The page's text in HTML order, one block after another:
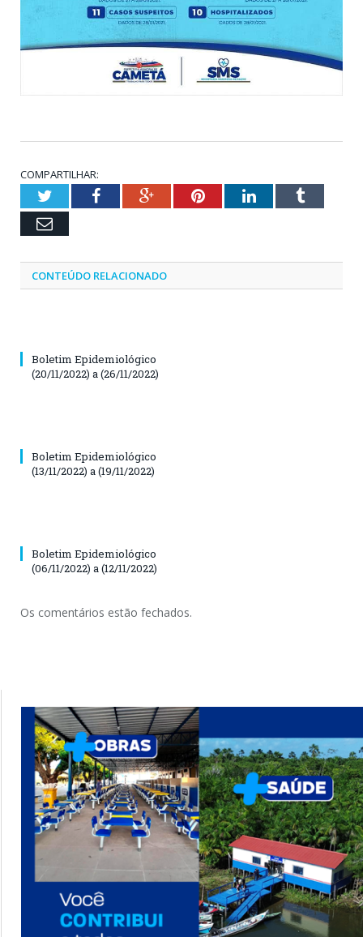
COMPARTILHAR:
TwitterFacebookGoogle+PinterestLinkedInTumblr
Email
CONTEÚDO RELACIONADO
Boletim Epidemiológico
(20/11/2022) a (26/11/2022)
Boletim Epidemiológico
(13/11/2022) a (19/11/2022)
Boletim Epidemiológico
(06/11/2022) a (12/11/2022)
Os comentários estão fechados.